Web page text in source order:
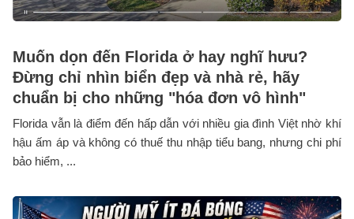
Muốn dọn đến Florida ở hay nghĩ hưu?
Đừng chỉ nhìn biển đẹp và nhà rẻ, hãy
chuẩn bị cho những "hóa đơn vô hình"
Florida vẫn là điểm đến hấp dẫn với nhiều gia đình Việt nhờ khí
hậu ấm áp và không có thuế thu nhập tiểu bang, nhưng chi phí
bảo hiểm, ...